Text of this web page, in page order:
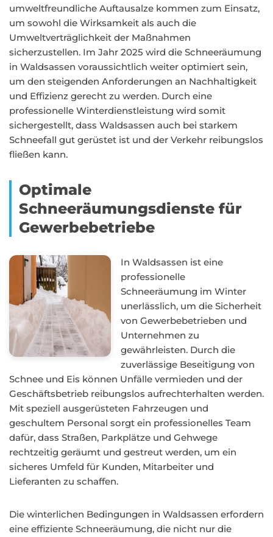
umweltfreundliche Auftausalze kommen zum Einsatz,
um sowohl die Wirksamkeit als auch die
Umweltverträglichkeit der Maßnahmen
sicherzustellen. Im Jahr 2025 wird die Schneeräumung
in Waldsassen voraussichtlich weiter optimiert sein,
um den steigenden Anforderungen an Nachhaltigkeit
und Effizienz gerecht zu werden. Durch eine
professionelle Winterdienstleistung wird somit
sichergestellt, dass Waldsassen auch bei starkem
Schneefall gut gerüstet ist und der Verkehr reibungslos
fließen kann.
Optimale
Schneeräumungsdienste für
Gewerbebetriebe
In Waldsassen ist eine
professionelle
Schneeräumung im Winter
unerlässlich, um die Sicherheit
von Gewerbebetrieben und
Unternehmen zu
gewährleisten. Durch die
zuverlässige Beseitigung von
Schnee und Eis können Unfälle vermieden und der
Geschäftsbetrieb reibungslos aufrechterhalten werden.
Mit speziell ausgerüsteten Fahrzeugen und
geschultem Personal sorgt ein professionelles Team
dafür, dass Straßen, Parkplätze und Gehwege
rechtzeitig geräumt und gestreut werden, um ein
sicheres Umfeld für Kunden, Mitarbeiter und
Lieferanten zu schaffen.
Die winterlichen Bedingungen in Waldsassen erfordern
eine effiziente Schneeräumung, die nicht nur die